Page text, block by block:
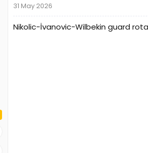
k
i
l
e
31 May 2026
Nikolic-İvanovic-Wilbekin guard